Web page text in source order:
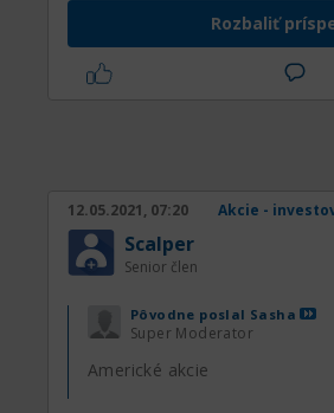
zavŕšená 17. mája
obchodníkov s cennými
pod mohutným platanom
dlhopisov firiem. Tejto
hovoriť Platanová
Agreement).
Účastníci
dohody následne
Rozbaliť
12.05.2021, 07:20 Akcie -
Scalper
Senior člen
Pôvodne poslal Sasha
Super Moderator
Americké akcie